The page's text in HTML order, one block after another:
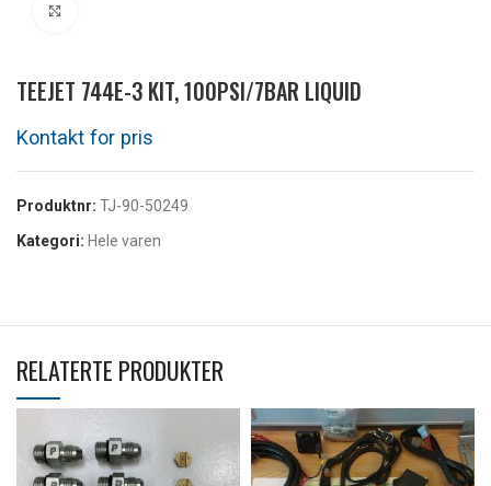
TEEJET 744E-3 KIT, 100PSI/7BAR LIQUID
Produktnr: TJ-90-50249
Kategori: Hele varen
RELATERTE PRODUKTER